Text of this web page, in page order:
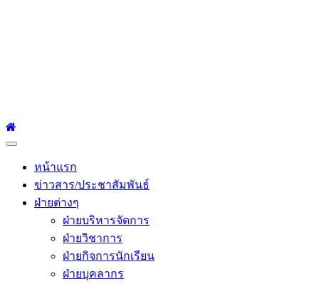
Primary
หน้าแรก
ข่าวสาร/ประชาสัมพันธ์
ฝ่ายต่างๆ
ฝ่ายบริหารจัดการ
ฝ่ายวิชาการ
ฝ่ายกิจการนักเรียน
ฝ่ายบุคลากร